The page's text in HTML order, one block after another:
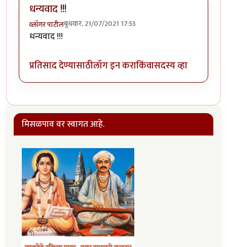
धन्यवाद !!!
व्लॉगर पाटीलबुधवार, 21/07/2021 17:53
धन्यवाद !!!
प्रतिसाद देण्यासाठीलॉग इन कराकिंवासदस्य व्हा
मिसळपाव वर स्वागत आहे.